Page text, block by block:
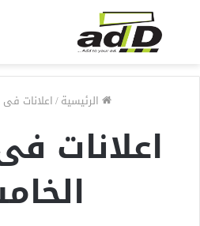
الرئيسية/اعلانات
اعلانات